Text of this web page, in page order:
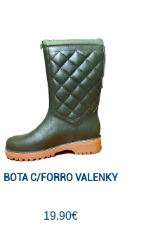
BOTA C/FORRO VALENKY
19,90€